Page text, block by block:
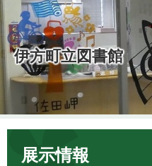
す
。
し
て
本
文
へ
伊方町立図書館
展示情報